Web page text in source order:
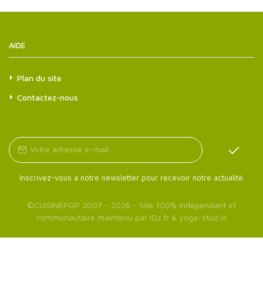
AIDE
Plan du site
Contactez-nous
Inscrivez-vous à notre newsletter pour recevoir notre actualité.
©CUISINEPOP 2007 - 2026 - Site 100% indépendant et
communautaire maintenu par iOz.fr & yoga-stud.io